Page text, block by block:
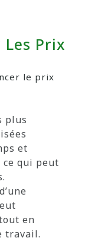
Prix
le prix
plus
et
ce qui peut
en
travail.